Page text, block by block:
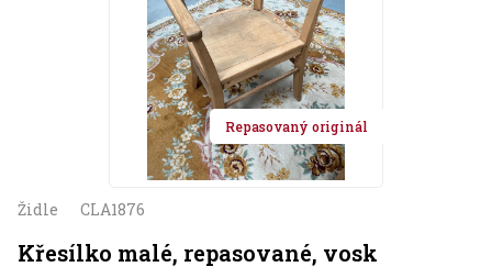
Repasovaný originál
Židle CLA1876
Křesílko malé, repasované, vosk